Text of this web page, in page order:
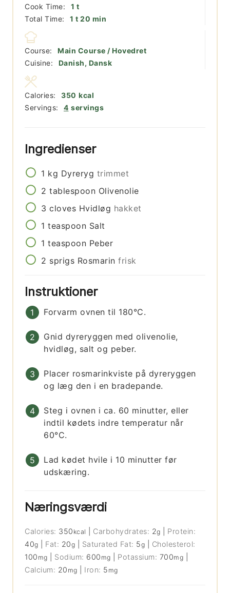
Cook Time: 1 time
t
Total Time:
1 time
t 20 minutter
min
Course:
Main Course / Hovedret
Cuisine:
Danish, Dansk
Servings: 4 servings
Calories: 350 kcal
Ingredienser
1 kg Dyreryg trimmet
2 tablespoon Olivenolie
3 cloves Hvidløg hakket
1 teaspoon Salt
1 teaspoon Peber
2 sprigs Rosmarin frisk
Instruktioner
Forvarm ovnen til 180°C.
Gnid dyreryggen med olivenolie,
hvidløg, salt og peber.
Placer rosmarinkviste på dyreryggen
og læg den i en bradepande.
Steg i ovnen i ca. 60 minutter, eller
indtil kødets indre temperatur når
60°C.
Lad kødet hvile i 10 minutter før
udskæring.
Næringsværdi
Calories: 350 kcal Carbohydrates: 2g
Protein:
40g Fat: 20g Saturated Fat: 5g
Cholesterol:
100 mg Sodium: 600 mg Potassium: 700mg
Calcium: 20 mg Iron: 5 mg